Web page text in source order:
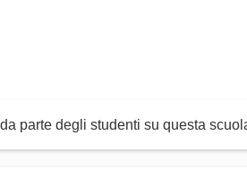
parte degli studenti su questa